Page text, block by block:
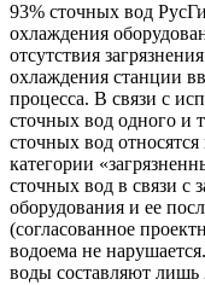
93% сточных вод
охлаждения
отсутствия
охлаждения станции
процесса. В связи с
сточных вод одного и
сточных вод
категории
сточных вод в связи с
оборудования и ее
(согласованное
водоема не
воды составляют лишь